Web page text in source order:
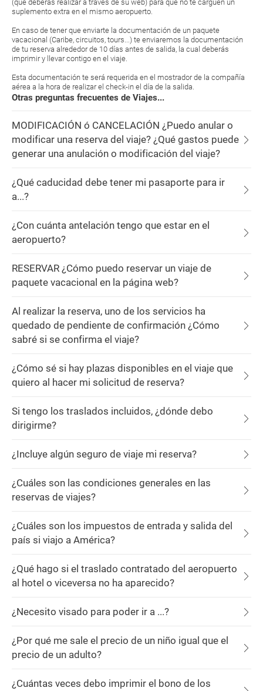
(que deberás realizar a través de su web) para que no te carguen un
suplemento extra en el mismo aeropuerto.
En caso de tener que enviarte la documentación de un paquete
vacacional (Caribe, circuitos, tours...) te enviaremos la documentación
de tu reserva alrededor de 10 días antes de salida, la cual deberás
imprimir y llevar contigo en el viaje.
Esta documentación te será requerida en el mostrador de la compañía
aérea a la hora de realizar el check-in el día de la salida.
Otras preguntas frecuentes de Viajes...
MODIFICACIÓN ó CANCELACIÓN ¿Puedo anular o
modificar una reserva del viaje? ¿Qué gastos puede
generar una anulación o modificación del viaje?
¿Qué caducidad debe tener mi pasaporte para ir
a...?
¿Con cuánta antelación tengo que estar en el
aeropuerto?
RESERVAR ¿Cómo puedo reservar un viaje de
paquete vacacional en la página web?
Al realizar la reserva, uno de los servicios ha
quedado de pendiente de confirmación ¿Cómo
sabré si se confirma el viaje?
¿Cómo sé si hay plazas disponibles en el viaje que
quiero al hacer mi solicitud de reserva?
Si tengo los traslados incluidos, ¿dónde debo
dirigirme?
¿Incluye algún seguro de viaje mi reserva?
¿Cuáles son las condiciones generales en las
reservas de viajes?
¿Cuáles son los impuestos de entrada y salida del
país si viajo a América?
¿Qué hago si el traslado contratado del aeropuerto
al hotel o viceversa no ha aparecido?
¿Necesito visado para poder ir a ...?
¿Por qué me sale el precio de un niño igual que el
precio de un adulto?
¿Cuántas veces debo imprimir el bono de los